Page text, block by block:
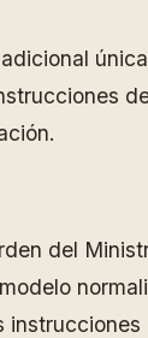
del
instrucciones